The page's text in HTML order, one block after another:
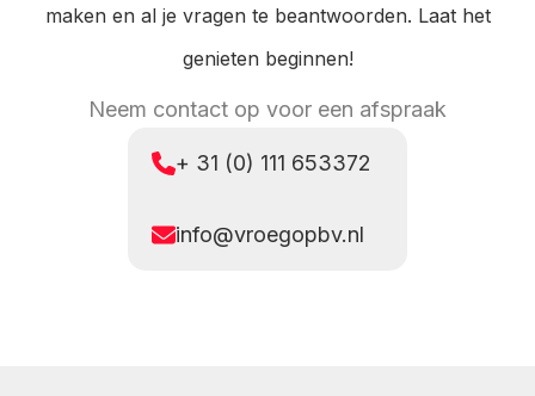
maken en al je vragen te beantwoorden. Laat het
genieten beginnen!
Neem contact op voor een afspraak
+ 31 (0) 111 653372
info@vroegopbv.nl